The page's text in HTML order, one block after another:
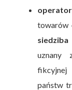
towarów
uznany
fikcyjnej
państw